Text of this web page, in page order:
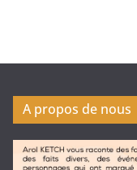
A propos de nous